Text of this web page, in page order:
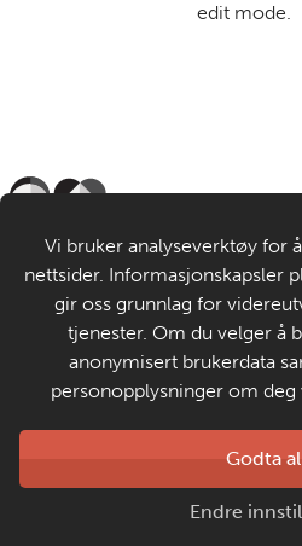
edit mode.
Om MatStart
Kontakt oss
Personvern og
Laget av
Vi bruker analyseverktøy for
nettsider. Informasjonskapsler
gir oss grunnlag for
tjenester. Om du velger å
anonymisert brukerdata
personopplysninger om deg
Godta
Endre